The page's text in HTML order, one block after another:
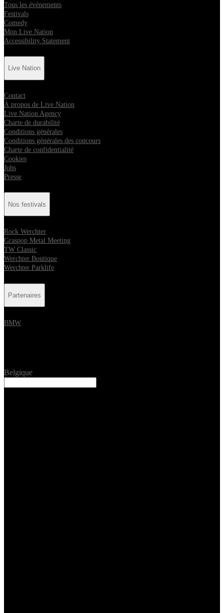
Tous les événements
Festivals
Comedy
Mon Live Nation
Accessibility Statement
Live Nation
Contact
À propos de Live Nation
Live Nation Agency
Charte de durabilité
Conditions générales
Conditions générales des concours
Charte de confidentialité
Cookies
Jobs
Presse
Nos festivals
Rock Werchter
Graspop Metal Meeting
TW Classic
Werchter Boutique
Werchter Parklife
Partenaires
BMW
Belgique